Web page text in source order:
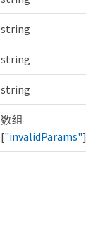
string
string
string
数组
["invalidParams"]